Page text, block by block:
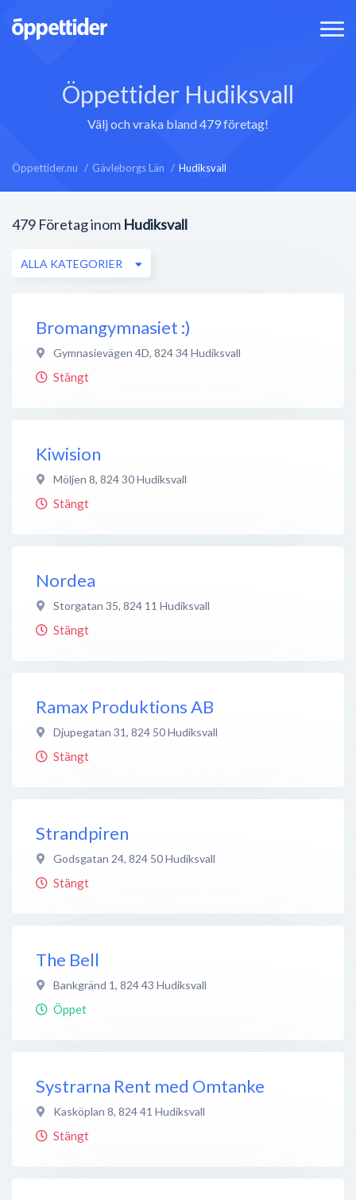
Öppettider Hudiksvall
Välj och vraka bland 479 företag!
Öppettider.nu Gävleborgs Län Hudiksvall
479 Företag inom Hudiksvall
ALLA KATEGORIER
Bromangymnasiet :)
Gymnasievägen 4D, 824 34Hudiksvall
Stängt
Kiwision
Möljen 8, 824 30Hudiksvall
Stängt
Nordea
Storgatan 35, 824 11 Hudiksvall
Stängt
Ramax Produktions AB
Djupegatan 31, 824 50Hudiksvall
Stängt
Strandpiren
Godsgatan 24, 824 50Hudiksvall
Stängt
The Bell
Bankgränd 1, 824 43 Hudiksvall
Öppet
Systrarna Rent med Omtanke
Kasköplan 8, 824 41 Hudiksvall
Stängt